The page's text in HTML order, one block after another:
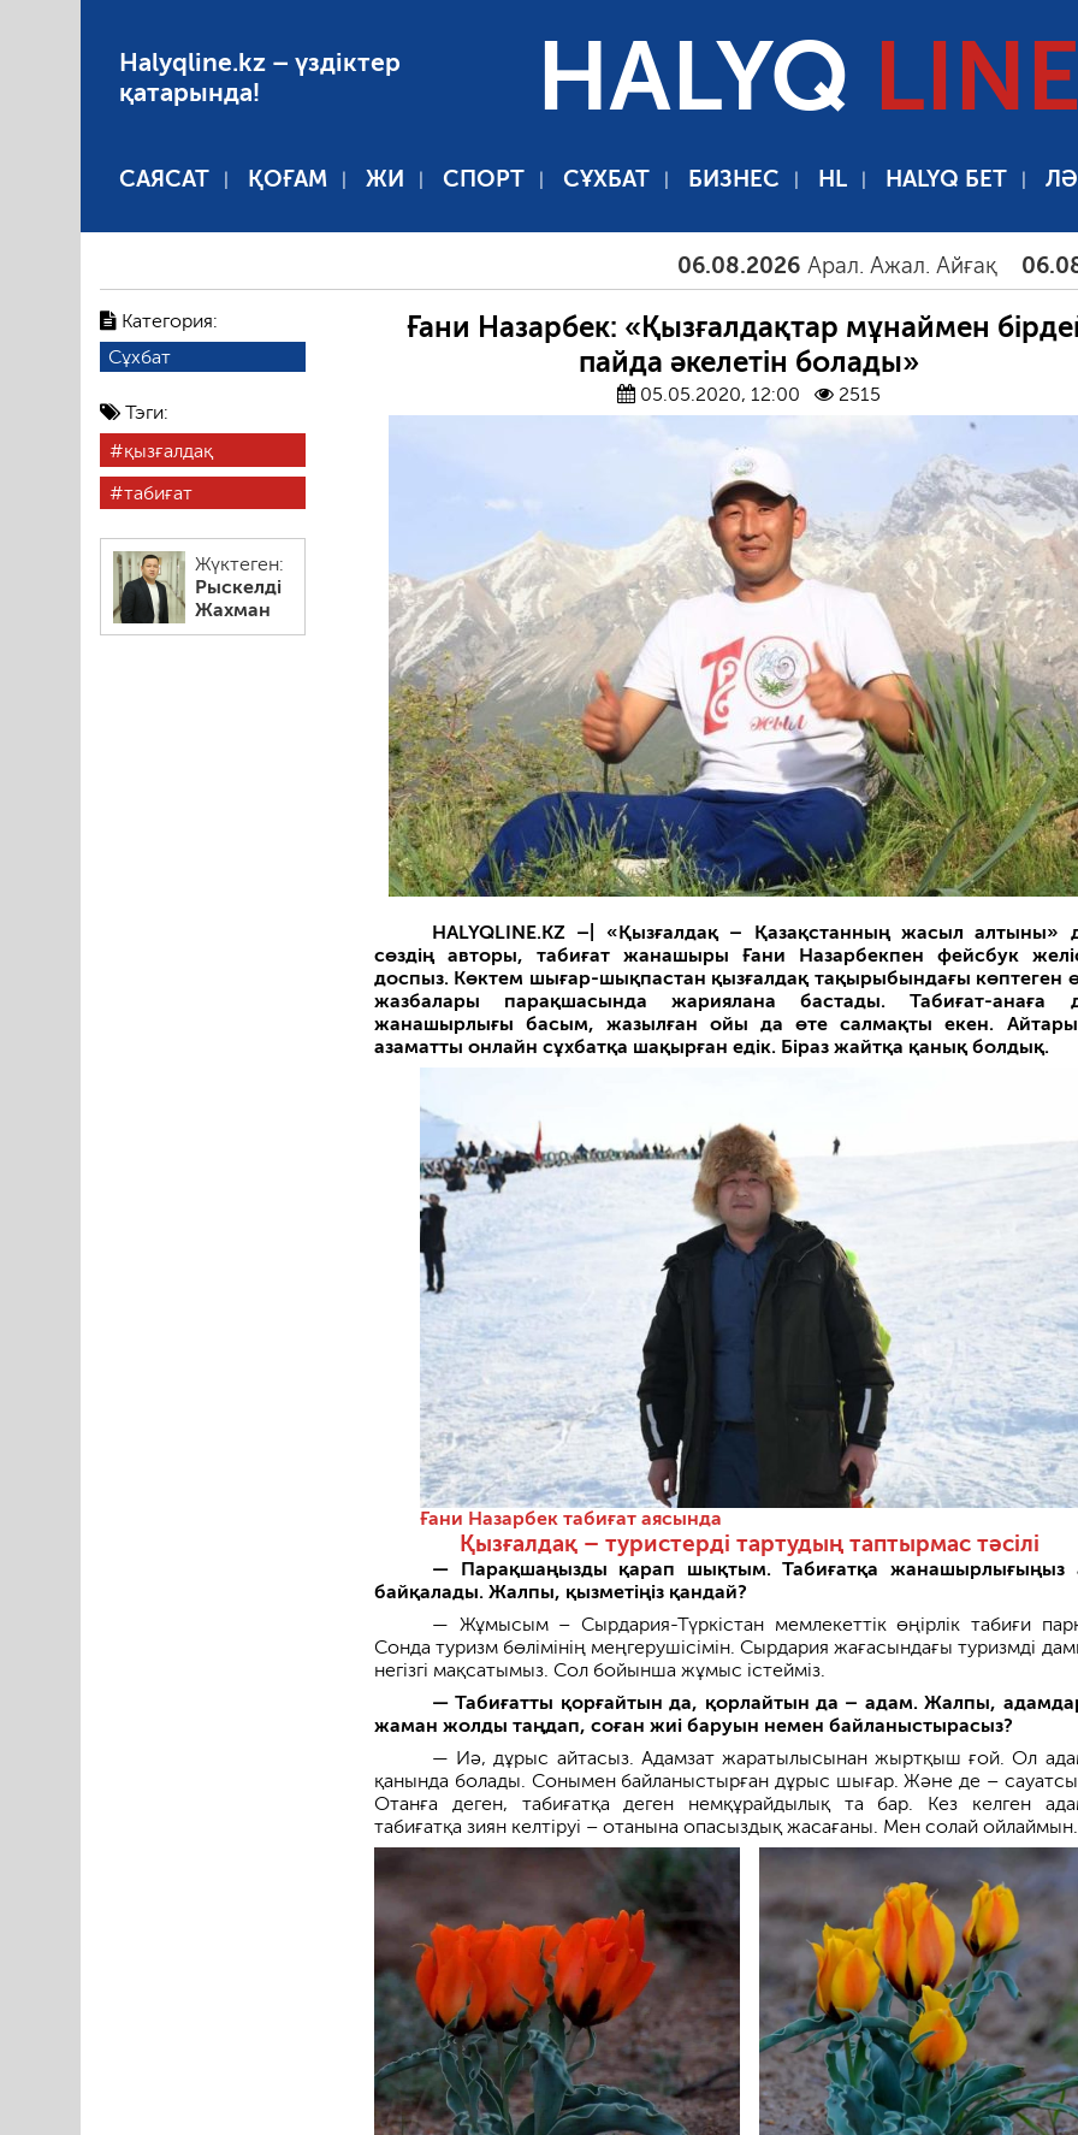
Halyqline.kz – үздіктер
қатарында!
HALYQ
САЯСАТ ҚОҒАМ ЖИ СПОРТ СҰХБАТ БИЗНЕС HL HALYQ БЕТ
Арал. Ажал. Айғақ 06.08.2026
Категория:
Сұхбат
Тэги:
қызғалдақ
табиғат
Жүктеген:
Рыскелді
Жахман
Ғани Назарбек: «Қызғалдақтар мұнаймен
пайда әкелетін болады»
05.05.2020, 12:00 2515
HALYQLINE.KZ –|
«Қызғалдақ – Қазақстанның жасыл алтыны»
сөздің авторы, табиғат жанашыры Ғани Назарбекпен фейсбук
доспыз. Көктем шығар-шықпастан қызғалдақ тақырыбындағы көптеген
жазбалары парақшасында жариялана бастады. Табиғат-анаға
жанашырлығы басым, жазылған ойы да өте салмақты екен.
азаматты онлайн сұхбатқа шақырған едік. Біраз жайтқа қанық болдық.
Ғани Назарбек табиғат аясында
Қызғалдақ – туристерді тартудың таптырмас тәсілі
— Парақшаңызды қарап шықтым. Табиғатқа жанашырлығыңыз
байқалады. Жалпы, қызметіңіз қандай?
— Жұмысым – Сырдария-Түркістан мемлекеттік өңірлік табиғи
Сонда туризм бөлімінің меңгерушісімін. Сырдария жағасындағы туризмді
негізгі мақсатымыз. Сол бойынша жұмыс істейміз.
— Табиғатты қорғайтын да, қорлайтын да – адам. Жалпы,
жаман жолды таңдап, соған жиі баруын немен байланыстырасыз?
— Иә, дұрыс айтасыз. Адамзат жаратылысынан жыртқыш ғой. Ол
қанында болады. Сонымен байланыстырған дұрыс шығар. Және де –
Отанға деген, табиғатқа деген немқұрайдылық та бар. Кез келген
табиғатқа зиян келтіруі – отанына опасыздық жасағаны. Мен солай ойлаймын.